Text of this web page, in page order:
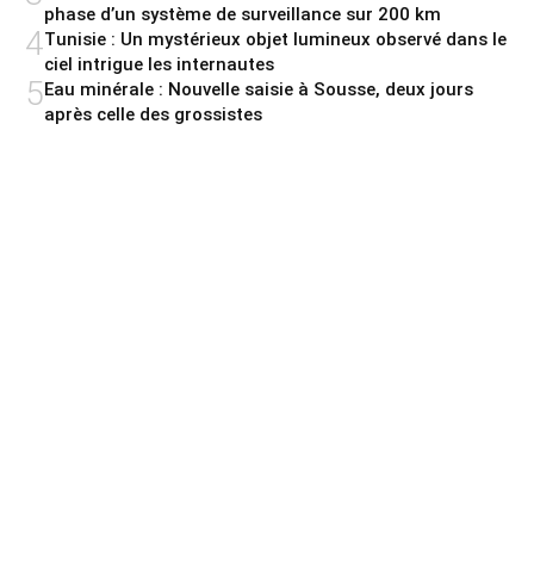
phase d’un système de surveillance sur 200 km
4Tunisie : Un mystérieux objet lumineux observé dans le
ciel intrigue les internautes
5Eau minérale : Nouvelle saisie à Sousse, deux jours
après celle des grossistes